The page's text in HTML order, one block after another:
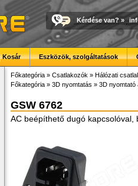
Kérdése van? »
Kosár Eszközök, szolgáltatások
Főkategória » Csatlakozók » Hálózati
Főkategória » 3D nyomtatás » 3D nyomtató
GSW 6762
AC beépíthető dugó kapcsolóval,